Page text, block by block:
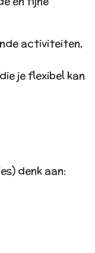
activiteiten,
je flexibel kan
denk aan: